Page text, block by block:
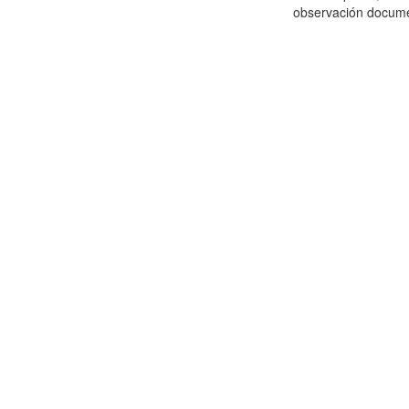
observación